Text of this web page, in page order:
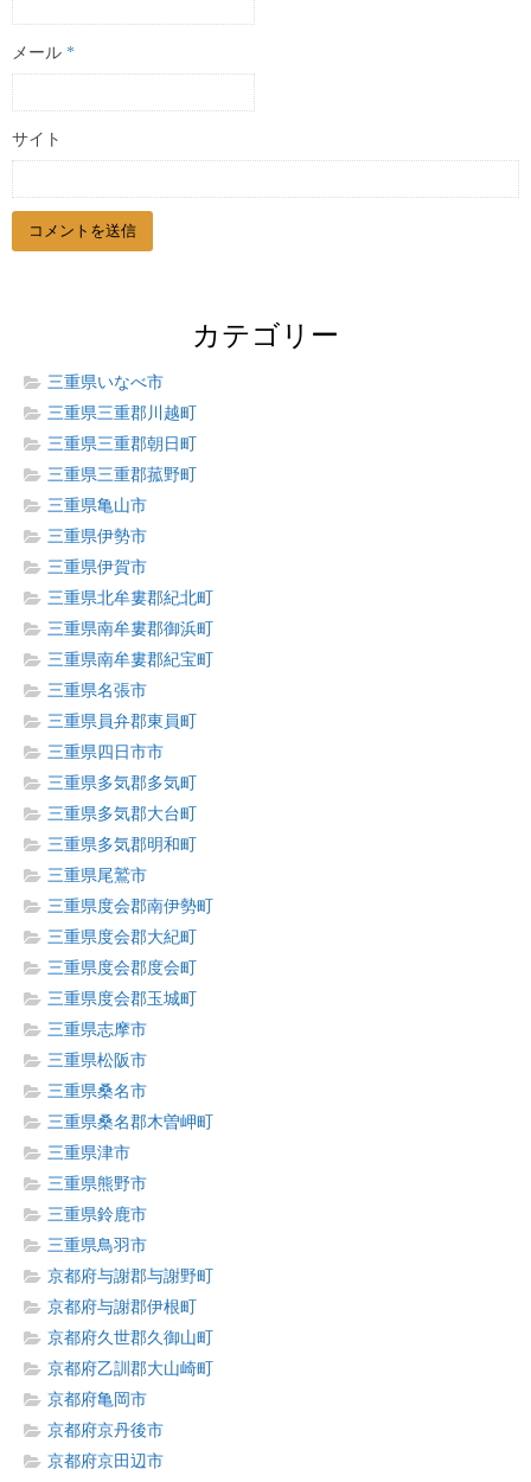
メール *
サイト
カテゴリー
三重県いなべ市
三重県三重郡川越町
三重県三重郡朝日町
三重県三重郡菰野町
三重県亀山市
三重県伊勢市
三重県伊賀市
三重県北牟婁郡紀北町
三重県南牟婁郡御浜町
三重県南牟婁郡紀宝町
三重県名張市
三重県員弁郡東員町
三重県四日市市
三重県多気郡多気町
三重県多気郡大台町
三重県多気郡明和町
三重県尾鷲市
三重県度会郡南伊勢町
三重県度会郡大紀町
三重県度会郡度会町
三重県度会郡玉城町
三重県志摩市
三重県松阪市
三重県桑名市
三重県桑名郡木曽岬町
三重県津市
三重県熊野市
三重県鈴鹿市
三重県鳥羽市
京都府与謝郡与謝野町
京都府与謝郡伊根町
京都府久世郡久御山町
京都府乙訓郡大山崎町
京都府亀岡市
京都府京丹後市
京都府京田辺市